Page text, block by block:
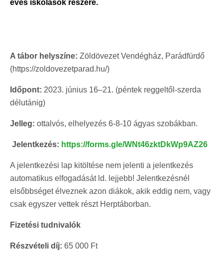
éves iskolások részére.
A tábor helyszíne: Zöldövezet Vendégház, Parádfürdő
(https://zoldovezetparad.hu/)
Időpont: 2023. június 16–21. (péntek reggeltől-szerda
délutánig)
Jelleg: ottalvós, elhelyezés 6-8-10 ágyas szobákban.
Jelentkezés: https://forms.gle/WNt46zktDkWp9AZ26
A jelentkezési lap kitöltése nem jelenti a jelentkezés
automatikus elfogadását ld. lejjebb! Jelentkezésnél
elsőbbséget élveznek azon diákok, akik eddig nem, vagy
csak egyszer vettek részt Herptáborban.
Fizetési tudnivalók
Részvételi díj: 65 000 Ft